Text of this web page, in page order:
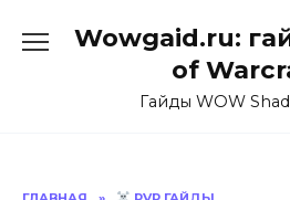
Wowgaid.ru:
of
Гайды WOW